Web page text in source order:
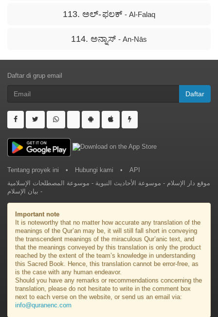
113. ಅಲ್- ಫಲಕ್ - Al-Falaq
114. ಅನ್ನಾಸ್ - An-Nās
Daftar di grup email
Daftar
Tentang proyek ini • Hubungi kami •
API
موقع دار الإسلام - موسوعة الأحاديث النبوية - موسوعة المصطلحات الإسلامية
- بيان الإسلام
Important note
It is noteworthy that no matter how accurate any translation of the
meanings of the Qur’an may be, it will still fall short in conveying
the transcendent meanings of the miraculous Qur’anic text, and
that the meanings conveyed by this translation is only the product
reached by the extent of the team’s knowledge in understanding
this Sacred Book. Hence, this translation cannot be error-free, as
is the case with any human endeavor.
Should you have any remarks or recommendations concerning the
translation, please do not hesitate to write in the comment box
next to each verse on the website, or send us an email via:
info@quranenc.com